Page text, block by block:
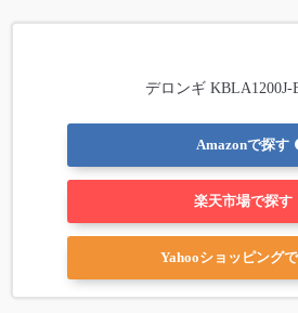
デロンギ KBLA1200J-
Amazonで探す
楽天市場で探す
Yahooショッピング